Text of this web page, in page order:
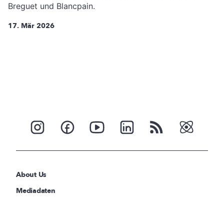
Breguet und Blancpain.
17. Mär 2026
About Us
Mediadaten